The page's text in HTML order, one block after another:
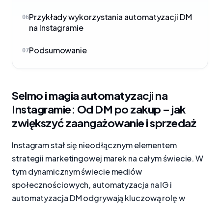
06Przykłady wykorzystania automatyzacji DM
na Instagramie
07Podsumowanie
Selmo i magia automatyzacji na
Instagramie: Od DM po zakup – jak
zwiększyć zaangażowanie i sprzedaż
Instagram stał się nieodłącznym elementem
strategii marketingowej marek na całym świecie. W
tym dynamicznym świecie mediów
społecznościowych, automatyzacja na IG i
automatyzacja DM odgrywają kluczową rolę w